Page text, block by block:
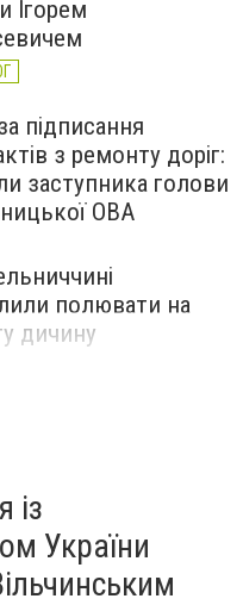
Ігорем
підписання
з ремонту доріг:
заступника голови
ОВА
полювати на
дичину
із
України